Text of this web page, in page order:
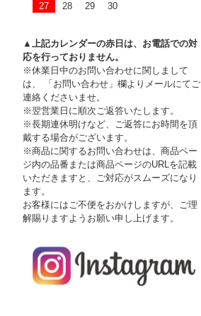
27
28 29 30
▲上記カレンダーの赤日は、お電話での対
応を行っておりません。
※休業日中のお問い合わせに関しまして
は、 「お問い合わせ」欄よりメールにてご
連絡くださいませ。
※翌営業日に順次ご返答いたします。
※長期連休明けなど、ご返答にお時間を頂
戴する場合がございます。
※商品に関するお問い合わせは、商品ペー
ジ内の品番または商品ページのURLを記載
いただきますと、ご対応がスムーズになり
ます。
お客様にはご不便をおかけしますが、ご理
解賜りますようお願い申し上げます。